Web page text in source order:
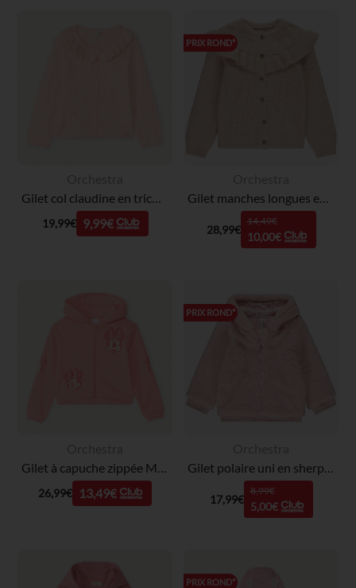
Gilet col claudine en tricot avec broderie ajouré pour bébé fille
19,99€ 9,99€
PRIX ROND*
Gilet manches longues en tricot avec volantes fille
28,99€
14,49€
10,00€
26,99€ 13,49€
PRIX ROND*
17,99€
8,99€
5,00€
PRIX ROND*